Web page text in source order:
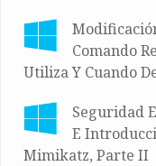
Comando
Utiliza Y Cuando
Seguridad
E
Mimikatz, Parte II